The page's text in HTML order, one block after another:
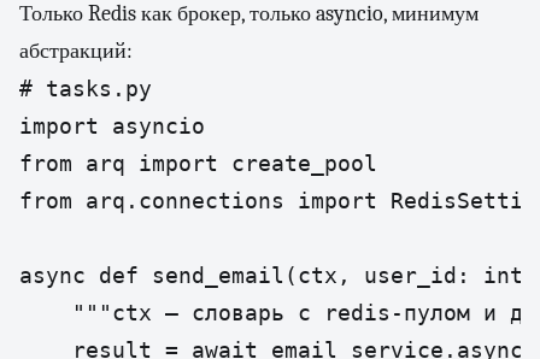
Только Redis как брокер, только asyncio, минимум
абстракций:
# tasks.py
import asyncio
from arq import create_pool
from arq.connections import
async def send_email(ctx, user_id:
"""ctx — словарь с redis-пулом и
result = await